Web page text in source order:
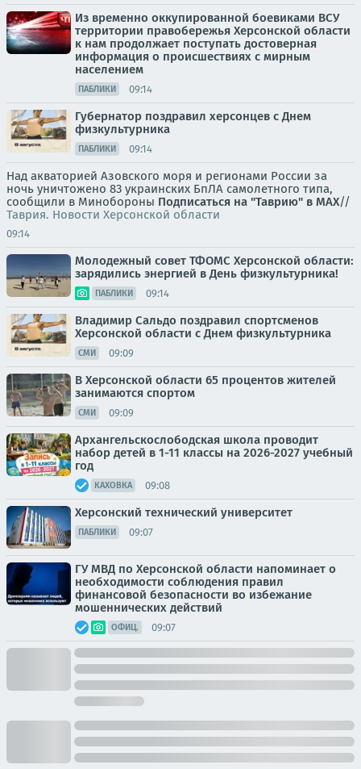
Из временно оккупированной боевиками ВСУ
территории правобережья Херсонской области
к нам продолжает поступать достоверная
информация о происшествиях с мирным
населением
ПАБЛИКИ 09:14
Губернатор поздравил херсонцев с Днем
физкультурника
ПАБЛИКИ 09:14
Над акваторией Азовского моря и регионами России за
ночь уничтожено 83 украинских БпЛА самолетного типа,
сообщили в Минобороны Подписаться на "Таврию" в MAX//
Таврия. Новости Херсонской области
09:14
Молодежный совет ТФОМС Херсонской области:
зарядились энергией в День физкультурника!
ПАБЛИКИ 09:14
Владимир Сальдо поздравил спортсменов
Херсонской области с Днем физкультурника
СМИ 09:09
В Херсонской области 65 процентов жителей
занимаются спортом
СМИ 09:09
Архангельскослободская школа проводит
набор детей в 1-11 классы на 2026-2027 учебный
год
КАХОВКА 09:08
Херсонский технический университет
ПАБЛИКИ 09:07
ГУ МВД по Херсонской области напоминает о
необходимости соблюдения правил
финансовой безопасности во избежание
мошеннических действий
ОФИЦ. 09:07